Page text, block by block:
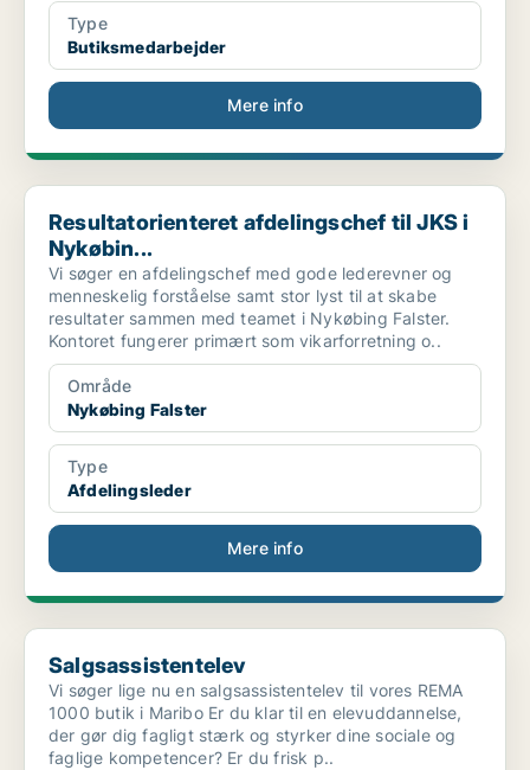
Type
Butiksmedarbejder
Mere info
Resultatorienteret afdelingschef til JKS i Nykøbin...
Resultatorienteret afdelingschef til JKS i
Nykøbin...
Vi søger en afdelingschef med gode lederevner og
menneskelig forståelse samt stor lyst til at skabe
resultater sammen med teamet i Nykøbing Falster.
Kontoret fungerer primært som vikarforretning o..
Område
Nykøbing Falster
Type
Afdelingsleder
Mere info
Salgsassistentelev
Salgsassistentelev
Vi søger lige nu en salgsassistentelev til vores REMA
1000 butik i Maribo Er du klar til en elevuddannelse,
der gør dig fagligt stærk og styrker dine sociale og
faglige kompetencer? Er du frisk p..